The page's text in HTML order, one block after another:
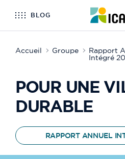
BLOG
Accueil Groupe Rapport
Intégré
POUR UNE
DURABLE
RAPPORT ANNUEL